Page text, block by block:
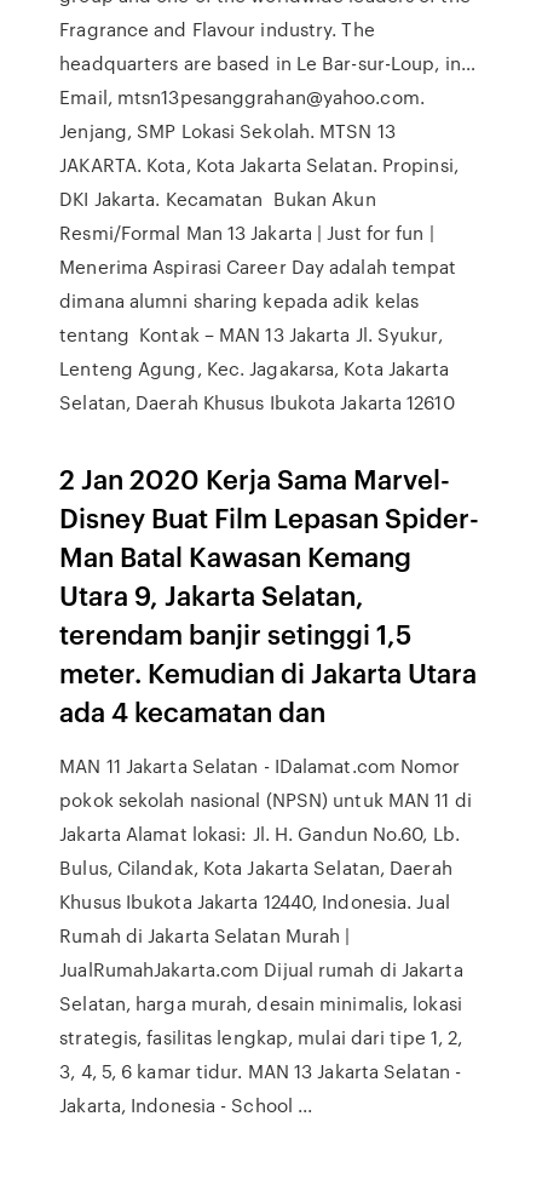
Fragrance and Flavour industry. The
headquarters are based in Le Bar-sur-Loup, in…
Email, mtsn13pesanggrahan@yahoo.com.
Jenjang, SMP Lokasi Sekolah. MTSN 13
JAKARTA. Kota, Kota Jakarta Selatan. Propinsi,
DKI Jakarta. Kecamatan Bukan Akun
Resmi/Formal Man 13 Jakarta | Just for fun |
Menerima Aspirasi Career Day adalah tempat
dimana alumni sharing kepada adik kelas
tentang Kontak – MAN 13 Jakarta Jl. Syukur,
Lenteng Agung, Kec. Jagakarsa, Kota Jakarta
Selatan, Daerah Khusus Ibukota Jakarta 12610
2 Jan 2020 Kerja Sama Marvel-
Disney Buat Film Lepasan Spider-
Man Batal Kawasan Kemang
Utara 9, Jakarta Selatan,
terendam banjir setinggi 1,5
meter. Kemudian di Jakarta Utara
ada 4 kecamatan dan
MAN 11 Jakarta Selatan - IDalamat.com Nomor
pokok sekolah nasional (NPSN) untuk MAN 11 di
Jakarta Alamat lokasi: Jl. H. Gandun No.60, Lb.
Bulus, Cilandak, Kota Jakarta Selatan, Daerah
Khusus Ibukota Jakarta 12440, Indonesia. Jual
Rumah di Jakarta Selatan Murah |
JualRumahJakarta.com Dijual rumah di Jakarta
Selatan, harga murah, desain minimalis, lokasi
strategis, fasilitas lengkap, mulai dari tipe 1, 2,
3, 4, 5, 6 kamar tidur. MAN 13 Jakarta Selatan -
Jakarta, Indonesia - School ...